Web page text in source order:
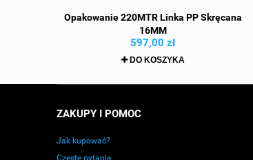
Opakowanie 220MTR Linka PP Skręcana
16MM
597,00 zł
DO KOSZYKA
ZAKUPY I POMOC
Jak kupować?
Częste pytania